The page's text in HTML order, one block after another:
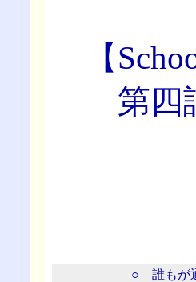
【
第四
○ 誰もが通る